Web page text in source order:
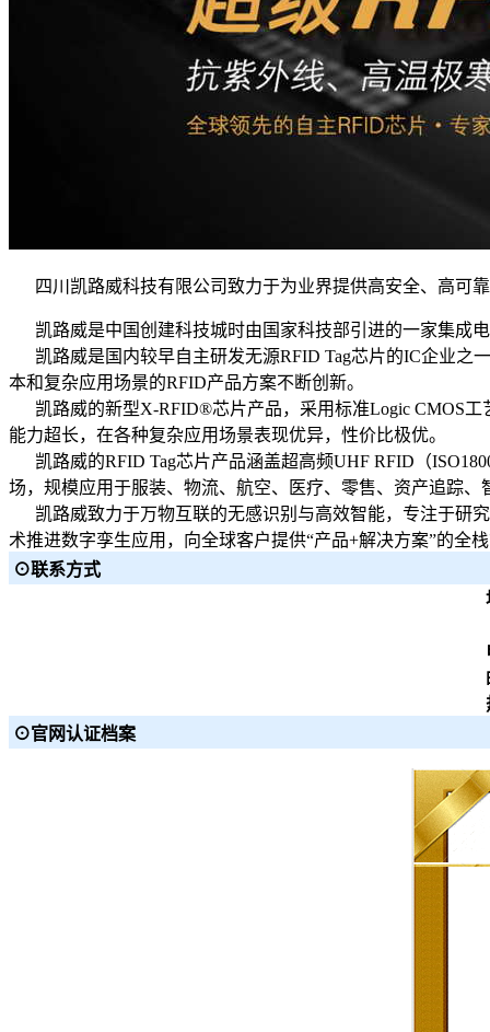
四川凯路威科技有限公司致力于为业界提供高安全、高可
凯路威是中国创建科技城时由国家科技部引进的一家集成
凯路威是国内较早自主研发无源RFID Tag芯片的IC企业之
本和复杂应用场景的RFID产品方案不断创新。
凯路威的新型X-RFID®芯片产品，采用标准Logic CMOS工
能力超长，在各种复杂应用场景表现优异，性价比极优。
凯路威的RFID Tag芯片产品涵盖超高频UHF RFID（
场，规模应用于服装、物流、航空、医疗、零售、资产追踪、
凯路威致力于万物互联的无感识别与高效智能，专注于研
术推进数字孪生应用，向全球客户提供“产品+解决方案”的全
⊙联系方式
⊙官网认证档案